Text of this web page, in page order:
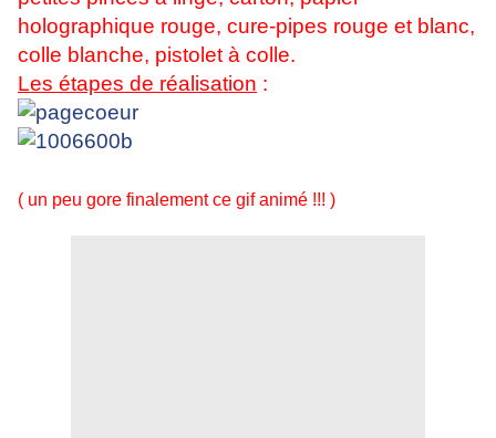
holographique rouge, cure-pipes rouge et blanc,
colle blanche, pistolet à colle.
Les étapes de réalisation :
( un peu gore finalement ce gif animé !!! )